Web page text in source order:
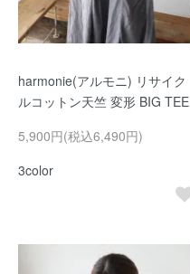
harmonie(アルモニ) リサイク
ルコットン天竺 変形 BIG TEE
5,900円(税込6,490円)
3color